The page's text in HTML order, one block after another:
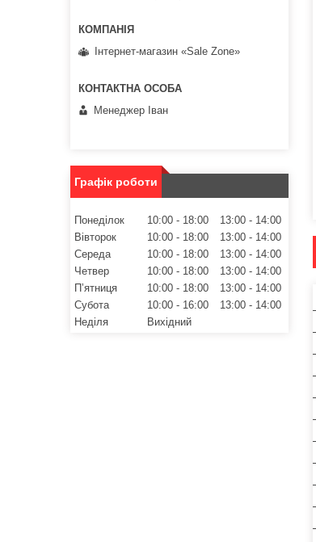
Інтернет-магазин «Sale Zone»
Менеджер Іван
Графік роботи
Понеділок 10:00 18:00 13:00
14:00
Вівторок
10:00 18:00 13:00
14:00
Середа
10:00 18:00 13:00
14:00
Четвер
10:00 18:00 13:00
14:00
Пʼятниця
10:00 18:00 13:00
14:00
Субота
10:00 16:00 13:00
14:00
Неділя
Вихідний